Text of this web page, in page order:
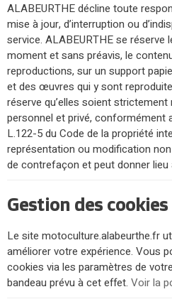
ALABEURTHE décline toute
mise à jour, d’interruption ou
service. ALABEURTHE se
moment et sans préavis, le
reproductions, sur un support
et des œuvres qui y sont
réserve qu’elles soient
personnel et privé, conformément
L.122-5 du Code de la propriété
représentation ou modification
de contrefaçon et peut donner lieu
Gestion des cookies
Le site motoculture.alabeurthe.fr
améliorer votre expérience. Vous
cookies via les paramètres de
bandeau prévu à cet effet. Voir la